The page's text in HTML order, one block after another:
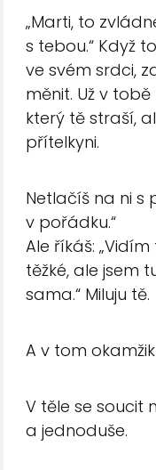
„Marti, to
s tebou.“ Když
ve svém srdci,
měnit. Už v
který tě straší,
přítelkyni.
Netlačíš na ni s
v pořádku.“
Ale říkáš:
těžké, ale jsem
sama.“ Miluju tě.
A v tom
V těle se soucit
a jednoduše.